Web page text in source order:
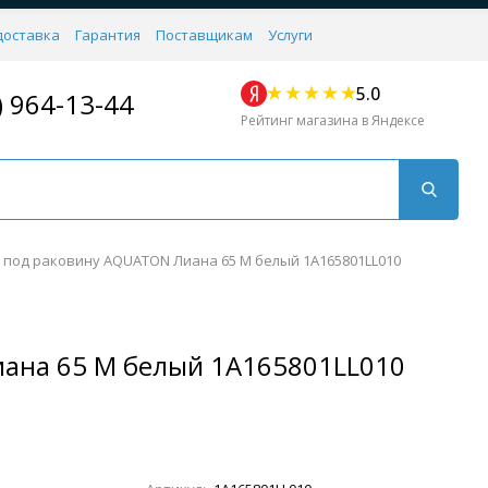
Гарантия Поставщикам Услуги
964-13-44 5.0
Рейтинг магазина в Яндексе
кухни Для душа Для биде Душевые
раковину AQUATON Лиана 65 M белый 1A165801LL010
65 M белый 1A165801LL010